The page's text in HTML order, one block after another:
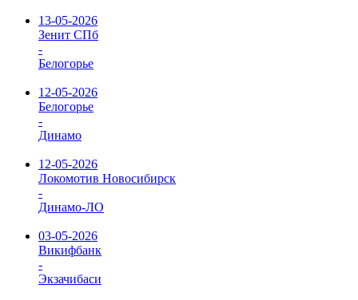
13-05-2026
Зенит СПб
-
Белогорье
12-05-2026
Белогорье
-
Динамо
12-05-2026
Локомотив Новосибирск
-
Динамо-ЛО
03-05-2026
Викифбанк
-
Экзачибаси